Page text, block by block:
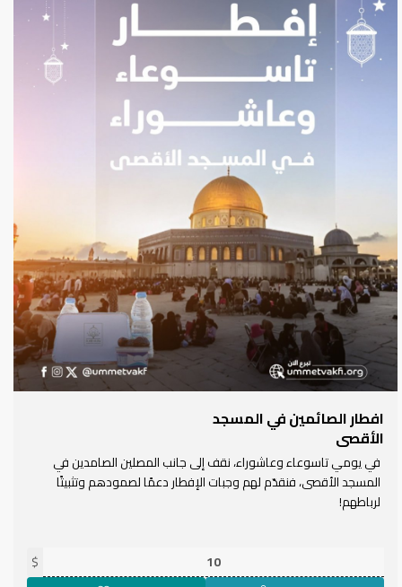
افطار الصائمين في المسجد
الأقصى
في يومي تاسوعاء وعاشوراء، نقف إلى جانب المصلين الصامدين في
المسجد الأقصى، فنقدّم لهم وجبات الإفطار دعمًا لصمودهم وتثبيتًا
لرباطهم!
$